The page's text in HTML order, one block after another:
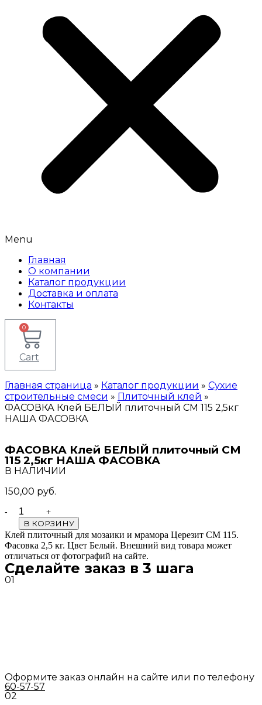
Menu
Главная
О компании
Каталог продукции
Доставка и оплата
Контакты
0
Cart
Главная страница » Каталог продукции » Сухие
строительные смеси » Плиточный клей »
ФАСОВКА Клей БЕЛЫЙ плиточный СМ 115 2,5кг
НАША ФАСОВКА
ФАСОВКА Клей БЕЛЫЙ плиточный СМ
115 2,5кг НАША ФАСОВКА
В НАЛИЧИИ
150,00 руб.
Quantity
В КОРЗИНУ
Клей плиточный для мозаики и мрамора Церезит СМ 115.
Фасовка 2,5 кг. Цвет Белый. Внешний вид товара может
отличаться от фотографий на сайте.
Сделайте заказ в 3 шага
01
Оформите заказ онлайн на сайте или по телефону
60-57-57
02